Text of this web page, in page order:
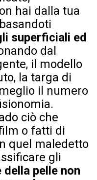
hai dalla tua
superficiali ed
dal
il modello
la targa di
il numero
ciò che
o fatti di
quel maledetto
gli
della pelle non